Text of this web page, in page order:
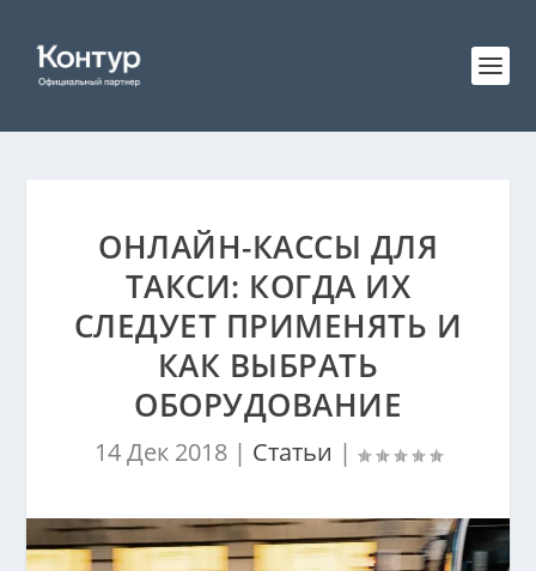
ОНЛАЙН-КАССЫ ДЛЯ
ТАКСИ: КОГДА ИХ
СЛЕДУЕТ ПРИМЕНЯТЬ И
КАК ВЫБРАТЬ
ОБОРУДОВАНИЕ
14 Дек 2018 | Статьи |